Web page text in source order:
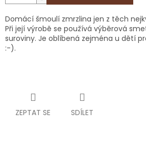
Domácí šmoulí zmrzlina jen z těch
Při její výrobě se používá výběrová
suroviny. Je oblíbená zejména u dětí
:-).
ZEPTAT SE SDÍLET